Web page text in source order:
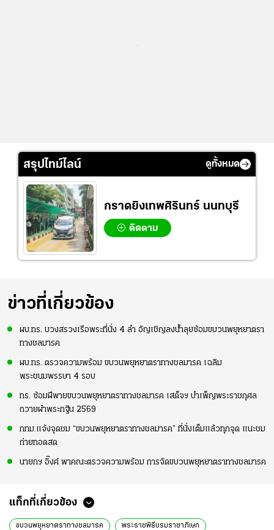
สรุปไทม์ไลน์ ดูทั้งหมด
กราดยิงเทพศิรินทร์ นนทบุรี
ติดตาม
ข่าวที่เกี่ยวข้อง
ผบ.ทร. บวงสรวงเรือพระที่นั่ง 4 ลำ อัญเชิญลงน้ำลุยซ้อมขบวนพยุหยาตรา
ทางชลมารค
ผบ.ทร. ตรวจความพร้อม ขบวนพยุหยาตราทางชลมารค เฉลิม
พระชนมพรรษา 4 รอบ
ทร. ซ้อมฝีพายขบวนพยุหยาตราทางชลมารค เสด็จฯ บำเพ็ญพระราชกุศล
ถวายผ้าพระกฐิน 2569
กทม.แจ้งจุดชม “ขบวนพยุหยาตราทางชลมารค” ที่นั่งเต็มแล้วทุกจุด แนะชม
ถ่ายทอดสด
นายกฯ อิ๊งค์ พาคณะตรวจความพร้อม การจัดขบวนพยุหยาตราทางชลมารค
แท็กที่เกี่ยวข้อง
ขบวนพยุหยาตราทางชลมารค พระราชพิธีบรมราชาภิเษก